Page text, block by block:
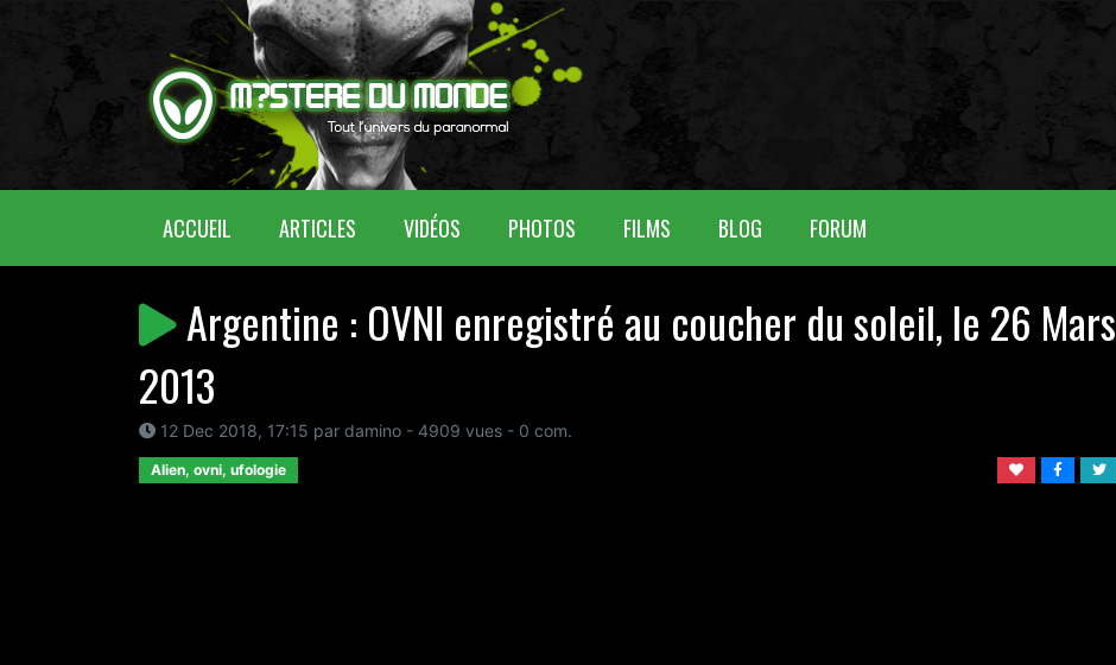
ACCUEIL (CURRENT)ARTICLES VIDÉOS PHOTOS FILMS BLOG FORUM
Argentine : OVNI enregistré au coucher du soleil, le 26 Mars
2013
12 Dec 2018, 17:15 par damino - 4909 vues - 0 com.
Alien, ovni, ufologie